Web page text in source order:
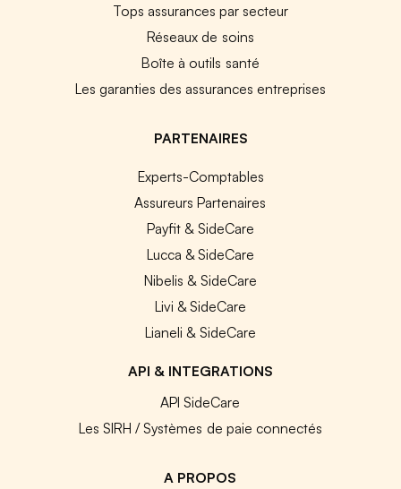
Tops assurances par secteur
Réseaux de soins
Boîte à outils santé
Les garanties des assurances entreprises
PARTENAIRES
Experts-Comptables
Assureurs Partenaires
Payfit & SideCare
Lucca & SideCare
Nibelis & SideCare
Livi & SideCare
Lianeli & SideCare
API & INTEGRATIONS
API SideCare
Les SIRH / Systèmes de paie connectés
A PROPOS